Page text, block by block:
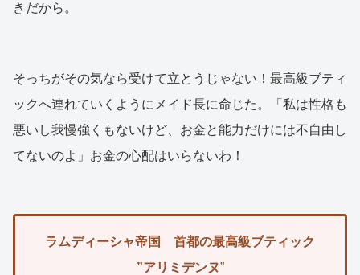
きだから。
そっちがその気なら受けて立とうじゃない！最高級ブティ
ックへ連れていくようにメイド長に命じた。「私は性格も
悪いし我慢強くもないけど、お金と能力だけには不自由し
てないのよ」お金の心配はいらないわ！
ラムディーシャ帝国 首都の最高級ブティック
”アリミデンヌ”